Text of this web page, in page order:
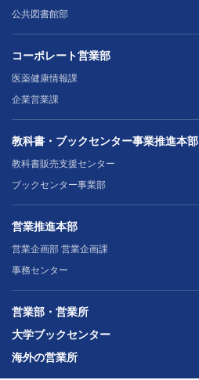
公共図書館部
コーポレート営業部
医薬健康情報課
企業営業課
教科書・ブックセンター事業推進本部
教科書販売支援センター
ブックセンター事業部
営業推進本部
営業企画部 営業企画課
事務センター
営業部・営業所
大学ブックセンター
海外の営業所